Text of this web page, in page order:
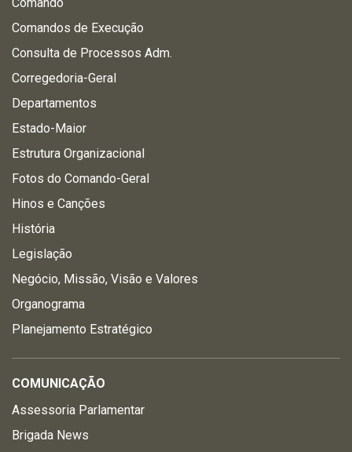
Comandos de Execução
Consulta de Processos Adm.
Corregedoria-Geral
Departamentos
Estado-Maior
Estrutura Organizacional
Fotos do Comando-Geral
Hinos e Canções
História
Legislação
Negócio, Missão, Visão e Valores
Organograma
Planejamento Estratégico
COMUNICAÇÃO
Assessoria Parlamentar
Brigada News